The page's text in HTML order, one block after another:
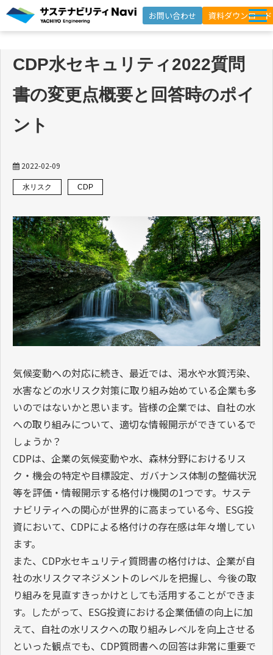
お問い合わせ 資料ダウンロード
選ばれる理由
支援事例
CDP水セキュリティ2022質問
書の変更点概要と回答時のポイ
ント
2022-02-09
水リスク CDP
気候変動への対応に続き、最近では、渇水や水質汚染、
水害などの水リスク対策に取り組み始めている企業も多
いのではないかと思います。皆様の企業では、自社の水
への取り組みについて、適切な情報開示ができているで
しょうか？
CDPは、企業の気候変動や水、森林分野におけるリス
ク・機会の特定や目標設定、ガバナンス体制の整備状況
等を評価・情報開示する格付け機関の1つです。サステ
ナビリティへの関心が世界的に高まっている今、ESG投
資において、CDPによる格付けの存在感は年々増してい
ます。
また、CDP水セキュリティ質問書の格付けは、企業が自
社の水リスクマネジメントのレベルを把握し、今後の取
り組みを見直すきっかけとしても活用することができま
す。したがって、ESG投資における企業価値の向上に加
えて、自社の水リスクへの取り組みレベルを向上させる
といった観点でも、CDP質問書への回答は非常に重要で